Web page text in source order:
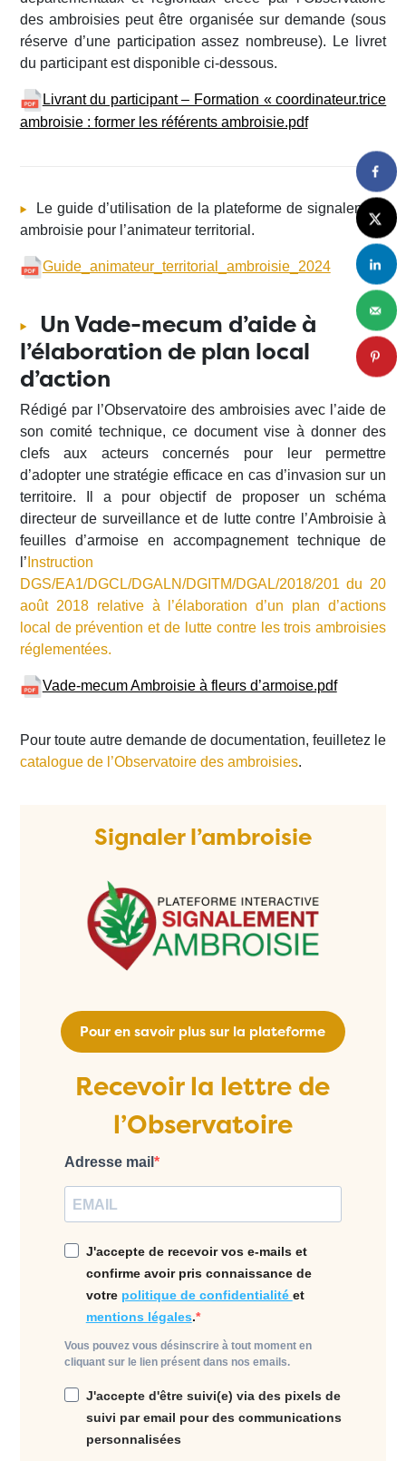
des ambroisies peut être organisée sur demande (sous
réserve d’une participation assez nombreuse). Le livret
du participant est disponible ci-dessous.
Livrant du participant – Formation « coordinateur.trice
ambroisie : former les référents ambroisie.pdf
Le guide d’utilisation de la plateforme de signalement
ambroisie pour l’animateur territorial.
Guide_animateur_territorial_ambroisie_2024
Un Vade-mecum d’aide à
l’élaboration de plan local
d’action
Rédigé par l’Observatoire des ambroisies avec l’aide de
son comité technique, ce document vise à donner des
clefs aux acteurs concernés pour leur permettre
d’adopter une stratégie efficace en cas d’invasion sur un
territoire. Il a pour objectif de proposer un schéma
directeur de surveillance et de lutte contre l’Ambroisie à
feuilles d’armoise en accompagnement technique de
l’ Instruction
DGS/EA1/DGCL/DGALN/DGITM/DGAL/2018/201 du 20
août 2018 relative à l’élaboration d’un plan d’actions
local de prévention et de lutte contre les trois ambroisies
réglementées.
Vade-mecum Ambroisie à fleurs d’armoise.pdf
Pour toute autre demande de documentation, feuilletez le
catalogue de l’Observatoire des ambroisies.
Signaler l’ambroisie
Pour en savoir plus sur la plateforme
Recevoir la lettre de
l’Observatoire
Adresse mail
J'accepte de recevoir vos e-mails et
confirme avoir pris connaissance de
votre politique de confidentialité et
mentions légales.
Vous pouvez vous désinscrire à tout moment en
cliquant sur le lien présent dans nos emails.
J'accepte d'être suivi(e) via des pixels de
suivi par email pour des communications
personnalisées